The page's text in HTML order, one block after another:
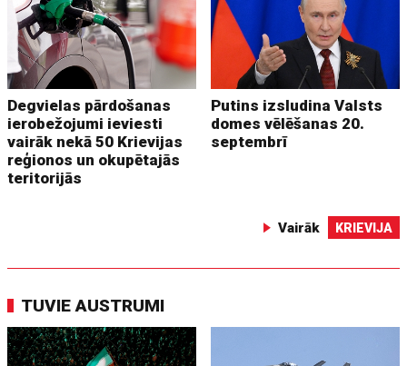
Degvielas pārdošanas
ierobežojumi ieviesti
vairāk nekā 50 Krievijas
reģionos un okupētajās
teritorijās
Putins izsludina Valsts
domes vēlēšanas 20.
septembrī
Vairāk KRIEVIJA
TUVIE AUSTRUMI